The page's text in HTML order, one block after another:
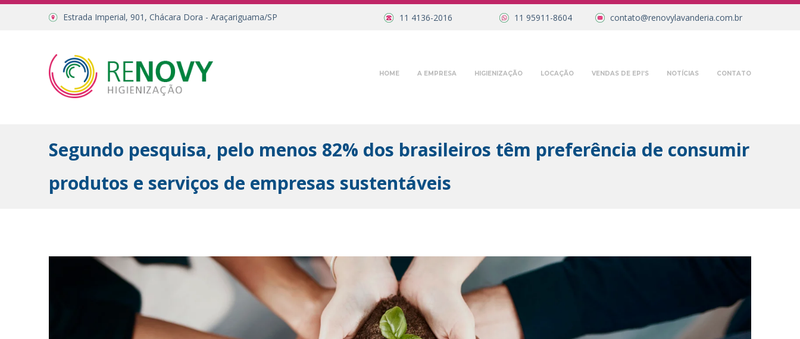
Estrada Imperial, 901, Chácara Dora - Araçariguama/SP 11 4136-2016 11 95911-8604 contato@renovylavanderia.com.br
HOME A EMPRESA HIGIENIZAÇÃO LOCAÇÃO VENDAS DE EPI’S NOTÍCIAS CONTATO
Segundo pesquisa, pelo menos 82% dos brasileiros têm preferência de consumir
produtos e serviços de empresas sustentáveis